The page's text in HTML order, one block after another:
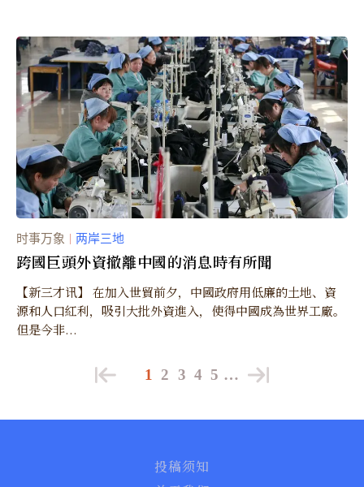
时事万象 ｜ 两岸三地
跨國巨頭外資撤離中國的消息時有所聞
【新三才讯】 在加入世貿前夕，中國政府用低廉的土地、資
源和人口紅利，吸引大批外資進入，使得中國成為世界工廠。
但是今非...
1 2 3 4 5 …
投稿须知